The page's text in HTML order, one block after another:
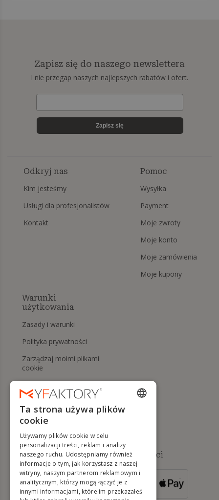
Zapisz się do naszego newslettera
I nie przegap naszych najlepszych rabatów i ofert.
Zapisz się
Odkryj nas
Kim jesteśmy
Usługi dla profesjonalistów
Kontakt
Pomoc
Wysyłka
Payment
Moje zwroty
Moje konto
Moje zamówienia
Moje kupony
Warunki
użytkowania
Zasady i warunki
Polityka prywatności
Zarządzaj moimi plikami
cookie
umowy i zwrotów
Pomoc
Dostępne metody płatności
DLA ZAMÓWIEŃ
POWYŻEJ 500 €
ENGLISH
DUTCH
GERMAN
ITALIAN
PORTUGUESE
Ta strona używa plików
cookie
Używamy plików cookie w celu
personalizacji treści, reklam i analizy
naszego ruchu. Udostępniamy również
informacje o tym, jak korzystasz z naszej
witryny, naszym partnerom reklamowym i
analitycznym, którzy mogą łączyć je z
innymi informacjami, które im przekazałeś